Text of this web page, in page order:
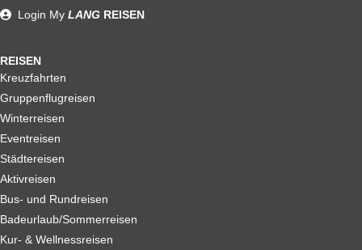
Reiserücktrittskostenversicherung
REISEN
Kreuzfahrten
Gruppenflugreisen
Winterreisen
Eventreisen
Städtereisen
Aktivreisen
Bus- und Rundreisen
Badeurlaub/Sommerreisen
Kur- & Wellnessreisen
Login My LANG REISEN